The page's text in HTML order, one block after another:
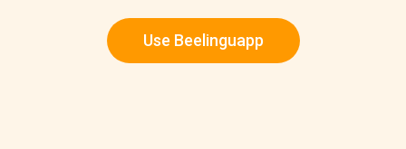
Use Beelinguapp